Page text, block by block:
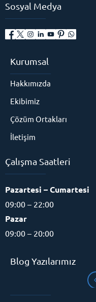
Sosyal Medya
Kurumsal
Hakkımızda
Ekibimiz
Çözüm Ortakları
İletişim
Çalışma Saatleri
Pazartesi – Cumartesi
09:00 – 22:00
Pazar
09:00 – 20:00
Blog Yazılarımız